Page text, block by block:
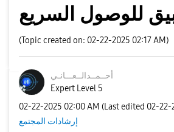
للوصول السريع
(Topic created on: 02-22-2025 02:17 AM)
أحــمــدالــعـــانـي
Expert Level 5
‎02-22-2025 02:00 AM (Last edited ‎02-22-
إرشادات المجتمع